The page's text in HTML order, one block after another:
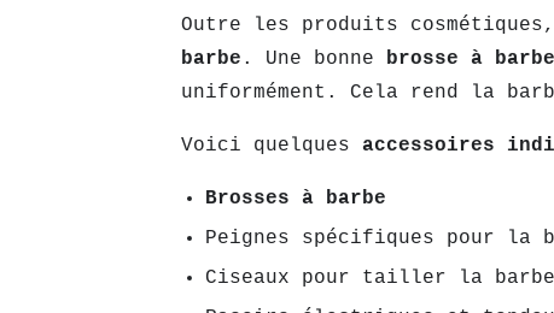
Outre les produits
barbe . Une bonne brosse à barbe
uniformément. Cela rend la
Voici quelques accessoires
Brosses à barbe
Peignes spécifiques pour la
Ciseaux pour tailler la barbe